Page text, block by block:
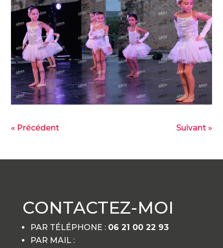
« Précédent Suivant »
CONTACTEZ-MOI
PAR TÉLÉPHONE : 06 21 00 22 93
PAR MAIL :